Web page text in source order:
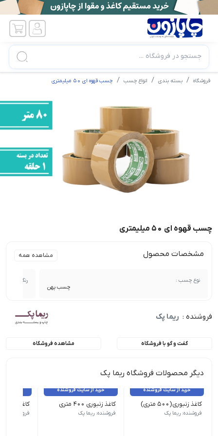
جستجو در فروشگاه ...
فروشگاه بسته بندی انواع چسب چسب قهوه ای ۵۰ میلیمتری
چسب قهوه ای ۵۰ میلیمتری
مشخصات محصول مشاهده همه
نوع چسب :
چسب پهن
رنگ چسب :
فروشنده : ریما پک
گفت و گو با فروشگاه مشاهده فروشگاه
دیگر محصولات فروشگاه ریما پک
خرید از سایت فروشنده
کاغذ زنبوری(۵۰۰ متری)
فروشنده: ریما پک
خرید از سایت فروشنده
کاغذ زنبوری ۴۰۰ متری
فروشنده: ریما پک
کاغذ زنبوری ۳۰۰
فروشنده: